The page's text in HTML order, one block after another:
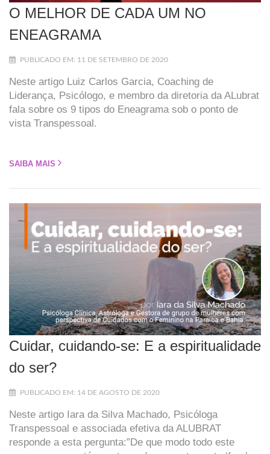
O MELHOR DE CADA UM NO
ENEAGRAMA
PUBLICADO EM: 11 DE SETEMBRO DE 2020
Neste artigo Luiz Carlos Garcia, Coaching de
Liderança, Psicólogo, e membro da diretoria da ALubrat
fala sobre os 9 tipos do Eneagrama sob o ponto de
vista Transpessoal.
SAIBA MAIS
Cuidar, cuidando-se: E a espiritualidade
do ser?
PUBLICADO EM: 14 DE AGOSTO DE 2020
Neste artigo Iara da Silva Machado, Psicóloga
Transpessoal e associada efetiva da ALUBRAT
responde a esta pergunta:”De que modo todo este